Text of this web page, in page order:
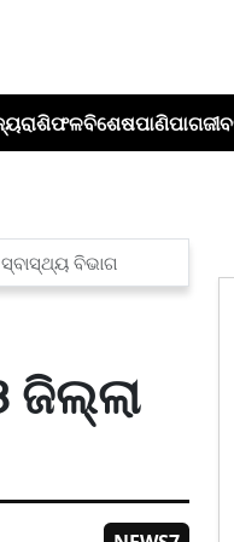
ରାଶିଫଳବିଶେଷପାଣିପାଗ
ବିଭାଗ
ଜିଲ୍ଲା